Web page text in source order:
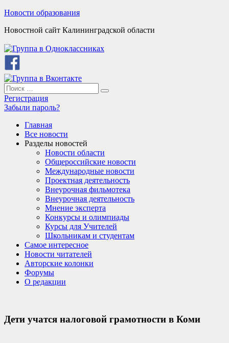
Skip
content
Новости образования
Новостной сайт Калининградской области
Search
for:
Search
Регистрация
Забыли пароль?
Главная
Все новости
Разделы новостей
Новости области
Общероссийские новости
Международные новости
Проектная деятельность
Внеурочная фильмотека
Внеурочная деятельность
Мнение эксперта
Конкурсы и олимпиады
Курсы для Учителей
Школьникам и студентам
Самое интересное
Новости читателей
Авторские колонки
Форумы
О редакции
Дети учатся налоговой грамотности в Коми